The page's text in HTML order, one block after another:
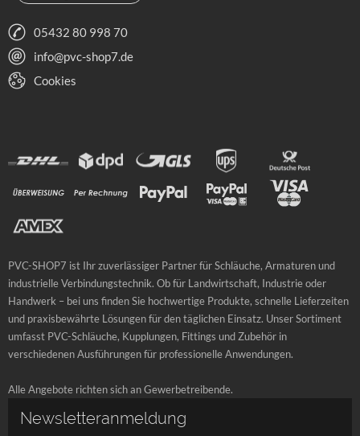
05432 80 998 70
info@pvc-shop7.de
Cookies
PVC-SHOP7 ist Ihr zuverlässiger Partner für Schläuche, Armaturen und
industrielle Verbindungstechnik. Ob für Landwirtschaft, Industrie oder
Handwerk – bei uns finden Sie hochwertige Produkte, schnelle Lieferzeiten
und praxisbewährte Lösungen für den täglichen Einsatz. Unser Sortiment
umfasst PVC-Schläuche, Kupplungen, Fittings und Zubehör in
verschiedenen Ausführungen für professionelle Anwendungen.
Alle Angebote richten sich an Gewerbetreibende.